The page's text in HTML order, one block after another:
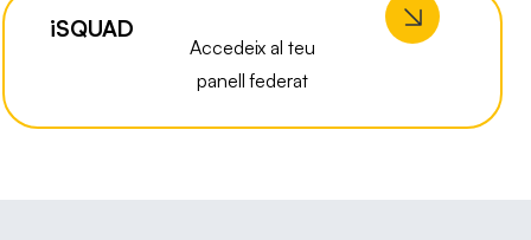
iSQUAD
Accedeix al teu
panell federat